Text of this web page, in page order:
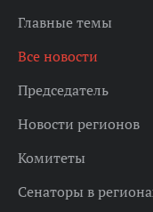
Главные темы
Все новости
Председатель
Новости регионов
Комитеты
Сенаторы в